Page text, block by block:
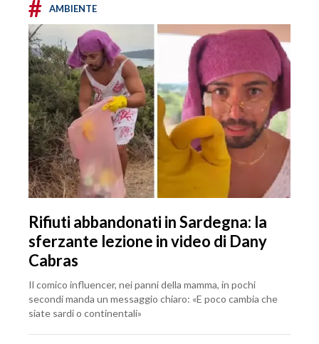
# AMBIENTE
Rifiuti abbandonati in Sardegna: la
sferzante lezione in video di Dany
Cabras
Il comico influencer, nei panni della mamma, in pochi
secondi manda un messaggio chiaro: «E poco cambia che
siate sardi o continentali»